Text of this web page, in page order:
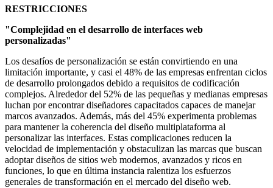
RESTRICCIONES
"Complejidad en el desarrollo de interfaces web
personalizadas"
Los desafíos de personalización se están convirtiendo en una
limitación importante, y casi el 48% de las empresas enfrentan ciclos
de desarrollo prolongados debido a requisitos de codificación
complejos. Alrededor del 52% de las pequeñas y medianas empresas
luchan por encontrar diseñadores capacitados capaces de manejar
marcos avanzados. Además, más del 45% experimenta problemas
para mantener la coherencia del diseño multiplataforma al
personalizar las interfaces. Estas complicaciones reducen la
velocidad de implementación y obstaculizan las marcas que buscan
adoptar diseños de sitios web modernos, avanzados y ricos en
funciones, lo que en última instancia ralentiza los esfuerzos
generales de transformación en el mercado del diseño web.